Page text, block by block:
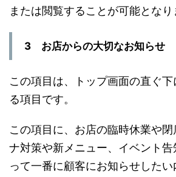
または閲覧することが可能となり
3 お店からの大切なお知らせ
この項目は、トップ画面の直ぐ
る項目です。
この項目に、お店の臨時休業や
ナ対策や新メニュー、イベント告
って一番に顧客にお知らせした